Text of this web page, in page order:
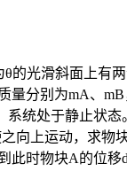
的光滑斜面上有
量分别为mA、
系统处于静止状态
向上运动，求物
此时物块A的位移